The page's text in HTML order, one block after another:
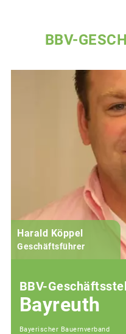
BBV-
Harald Köppel
Geschäftsführer
BBV-
Bayreuth
Bayerischer Bauernverband